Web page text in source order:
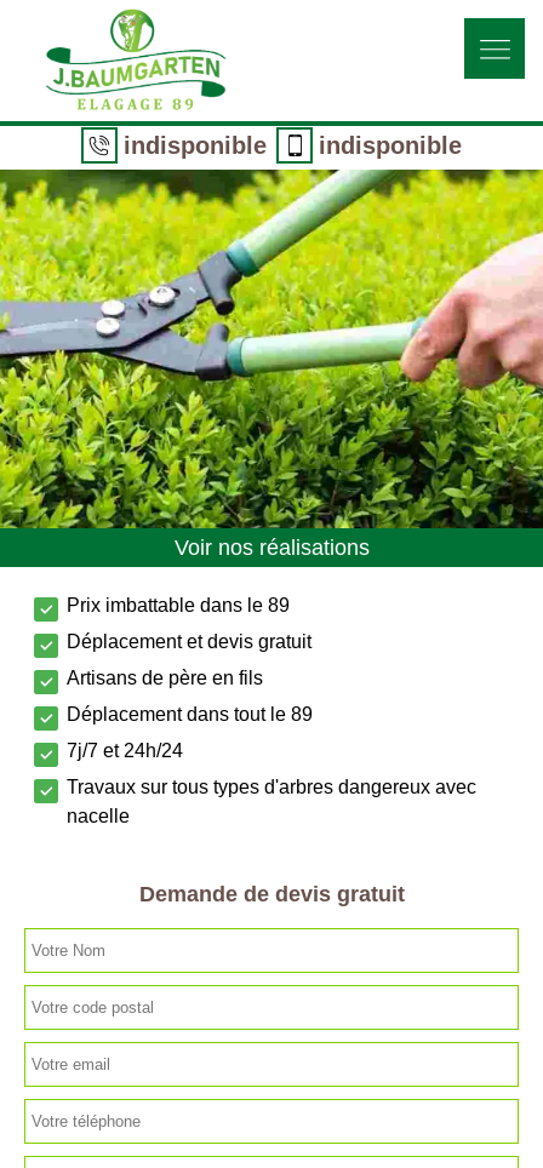
indisponible indisponible
Voir nos réalisations
Prix imbattable dans le 89
Déplacement et devis gratuit
Artisans de père en fils
Déplacement dans tout le 89
7j/7 et 24h/24
Travaux sur tous types d'arbres dangereux avec
nacelle
Demande de devis gratuit